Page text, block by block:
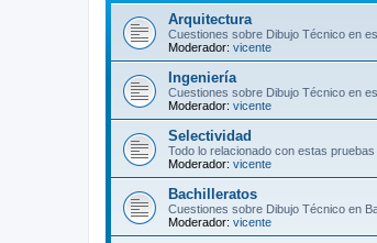
Arquitectura
Cuestiones sobre Dibujo Técnico en
Moderador: vicente
Ingeniería
Cuestiones sobre Dibujo Técnico en
Moderador: vicente
Selectividad
Todo lo relacionado con estas
Moderador: vicente
Bachilleratos
Cuestiones sobre Dibujo Técnico en
Moderador: vicente